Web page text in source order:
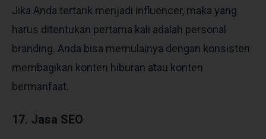
Jika Anda tertarik menjadi influencer, maka yang
harus ditentukan pertama kali adalah personal
branding. Anda bisa memulainya dengan konsisten
membagikan konten hiburan atau konten
bermanfaat.
17. Jasa SEO